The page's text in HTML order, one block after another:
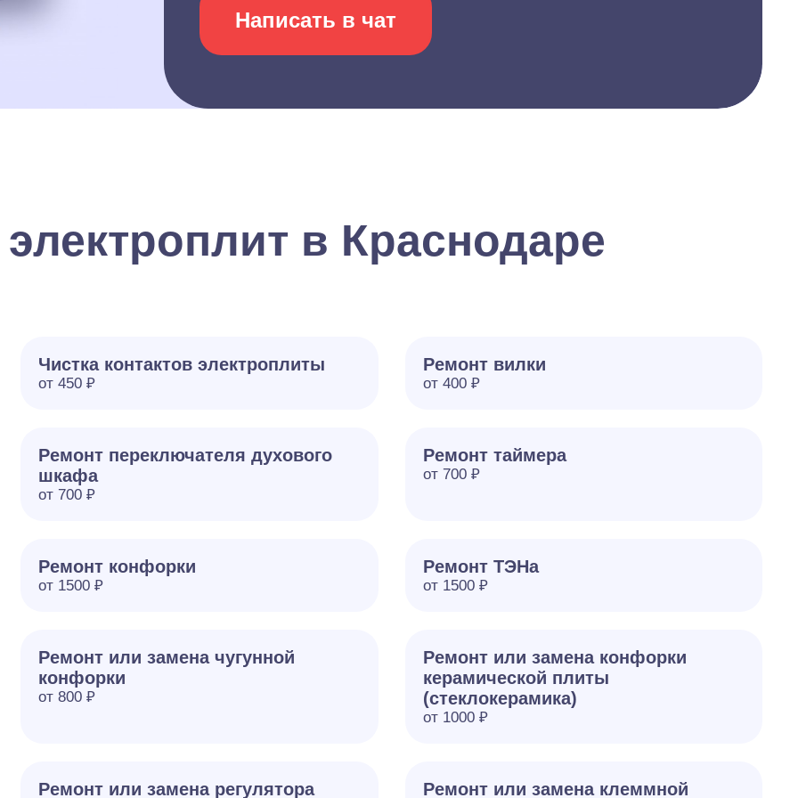
Написать в чат
в Краснодаре
Чистка контактов электроплиты
от 450 ₽
Ремонт вилки
от 400 ₽
Ремонт переключателя духового
шкафа
от 700 ₽
Ремонт таймера
от 700 ₽
Ремонт конфорки
от 1500 ₽
Ремонт ТЭНа
от 1500 ₽
Ремонт или замена чугунной
конфорки
от 800 ₽
Ремонт или замена конфорки
керамической плиты
(стеклокерамика)
от 1000 ₽
Ремонт или замена регулятора Ремонт или замена клеммной